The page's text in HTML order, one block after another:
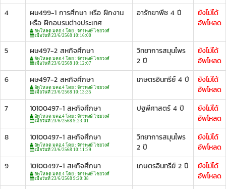
4
ผษ499-1 การศึกษา หรือ ฝึกงาน
หรือ ฝึกอบรมต่างประเทศ
อัพโหลด มคอ.4 โดย : จักรพงษ์ ไชยวงศ์
เมื่อวันที่ 23/6/2568 10:16:00
อารักขาพืช 4 ปี
ยังไม่ได้
อัพโหลด
5 ผษ497-2 สหกิจศึกษา
อัพโหลด มคอ.4 โดย : จักรพงษ์ ไชยวงศ์
เมื่อวันที่ 23/6/2568 10:12:07
วิทยาการสมุนไพร
2 ปี
ยังไม่ได้
อัพโหลด
6
ผษ497-2 สหกิจศึกษา
อัพโหลด มคอ.4 โดย : จักรพงษ์ ไชยวงศ์
เมื่อวันที่ 23/6/2568 10:13:35
เกษตรอินทรีย์ 4 ปี
ยังไม่ได้
อัพโหลด
7
10100497-1 สหกิจศึกษา
อัพโหลด มคอ.4 โดย : จักรพงษ์ ไชยวงศ์
เมื่อวันที่ 23/6/2568 9:23:01
ปฐพีศาสตร์ 4 ปี
ยังไม่ได้
อัพโหลด
8
10100497-1 สหกิจศึกษา
อัพโหลด มคอ.4 โดย : จักรพงษ์ ไชยวงศ์
เมื่อวันที่ 23/6/2568 10:11:29
วิทยาการสมุนไพร
2 ปี
ยังไม่ได้
อัพโหลด
9
10100497-1 สหกิจศึกษา
อัพโหลด มคอ.4 โดย : จักรพงษ์ ไชยวงศ์
เมื่อวันที่ 23/6/2568 9:20:38
เกษตรอินทรีย์ 2 ปี
ยังไม่ได้
อัพโหลด